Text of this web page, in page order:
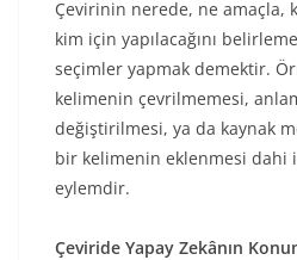
Çevirinin nerede, ne amaçla,
kim için yapılacağını
seçimler yapmak demektir.
kelimenin çevrilmemesi,
değiştirilmesi, ya da kaynak
bir kelimenin eklenmesi dahi
eylemdir.
Çeviride Yapay Zekânın